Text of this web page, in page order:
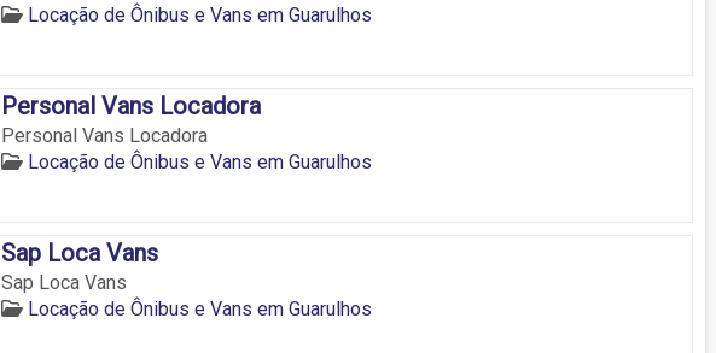
Locação de Ônibus e Vans em Guarulhos
Personal Vans Locadora
Personal Vans Locadora
Locação de Ônibus e Vans em Guarulhos
Sap Loca Vans
Sap Loca Vans
Locação de Ônibus e Vans em Guarulhos